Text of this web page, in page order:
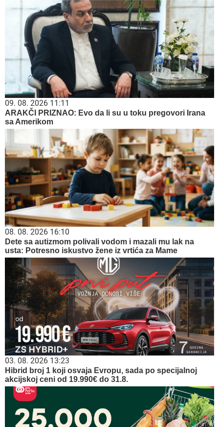
09. 08. 2026 11:11
ARAKČI PRIZNAO: Evo da li su u toku pregovori Irana
sa Amerikom
08. 08. 2026 16:10
Dete sa autizmom polivali vodom i mazali mu lak na
usta: Potresno iskustvo žene iz vrtića za Mame
03. 08. 2026 13:23
Hibrid broj 1 koji osvaja Evropu, sada po specijalnoj
akcijskoj ceni od 19.990€ do 31.8.